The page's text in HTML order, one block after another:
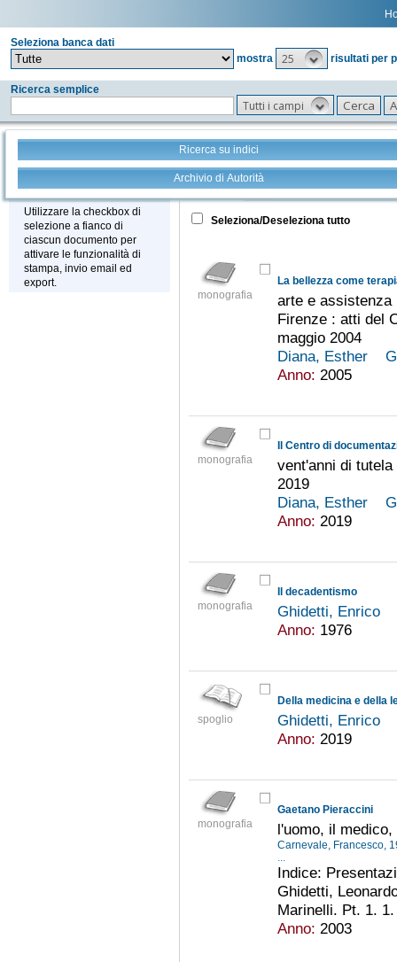
Seleziona banca dati
mostra
25 risultati per
Ricerca semplice
Tutti i campi
Ricerca su indici
Archivio di Autorità
Stampa - Email - Export
Utilizzare la checkbox di
selezione a fianco di
ciascun documento per
attivare le funzionalità di
stampa, invio email ed
export.
Tutto +
Seleziona/Deseleziona tutto
monografia
La bellezza come
arte e assistenza
Firenze : atti del
maggio 2004
Diana, Esther
Anno: 2005
monografia
vent'anni di
2019
Diana, Esther
Anno: 2019
monografia
Il decadentismo
Ghidetti, Enrico
Anno: 1976
spoglio
Della medicina e della
Ghidetti, Enrico
Anno: 2019
monografia
Gaetano Pieraccini
l'uomo, il
Carnevale, Francesco,
...
Indice:
Ghidetti,
Marinelli. Pt. 1.
Anno: 2003